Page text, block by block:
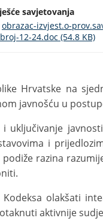
savjetovanja
obrazac-izvjest.o-
12-24.doc (54.8 KB)
Hrvatske na
javnošću u
i uključivanje
i
razina
olakšati
aktivnije